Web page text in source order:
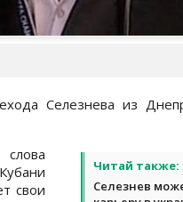
Селезнева из
Читай также:
Селезнев
свои